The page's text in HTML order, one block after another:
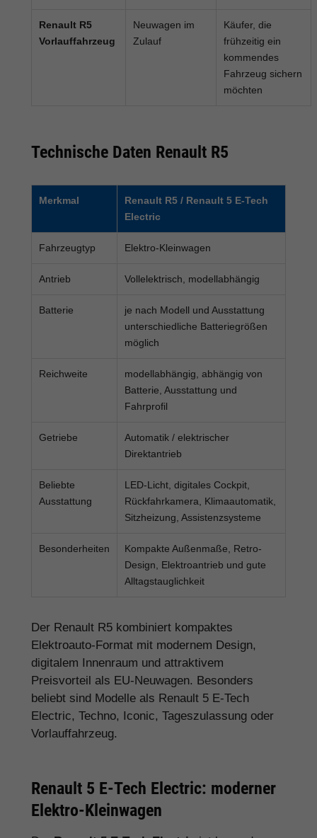
Renault R5
Vorlauffahrzeug
Neuwagen im
Zulauf
Käufer, die
frühzeitig ein
kommendes
Fahrzeug sichern
möchten
Technische Daten Renault R5
Merkmal
Renault R5 / Renault 5 E-Tech
Electric
Fahrzeugtyp Elektro-Kleinwagen
Antrieb Vollelektrisch, modellabhängig
Batterie
je nach Modell und Ausstattung
unterschiedliche Batteriegrößen
möglich
Reichweite
modellabhängig, abhängig von
Batterie, Ausstattung und
Fahrprofil
Getriebe
Automatik / elektrischer
Direktantrieb
Beliebte
Ausstattung
LED-Licht, digitales Cockpit,
Rückfahrkamera, Klimaautomatik,
Sitzheizung, Assistenzsysteme
Besonderheiten
Kompakte Außenmaße, Retro-
Design, Elektroantrieb und gute
Alltagstauglichkeit
Der Renault R5 kombiniert kompaktes
Elektroauto-Format mit modernem Design,
digitalem Innenraum und attraktivem
Preisvorteil als EU-Neuwagen. Besonders
beliebt sind Modelle als Renault 5 E-Tech
Electric, Techno, Iconic, Tageszulassung oder
Vorlauffahrzeug.
Renault 5 E-Tech Electric: moderner
Elektro-Kleinwagen